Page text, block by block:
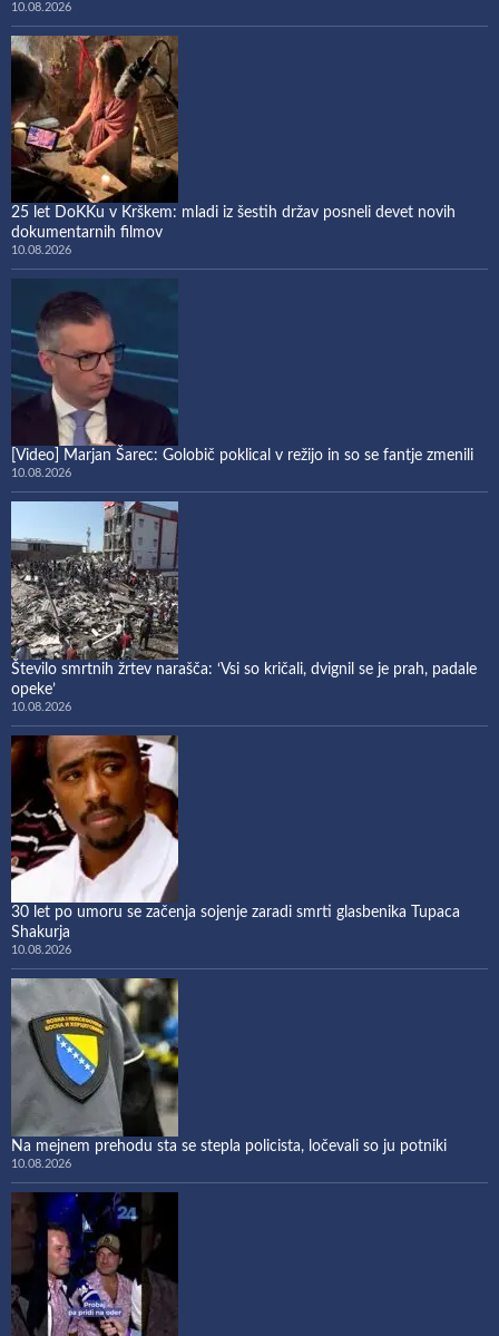
10.08.2026
25 let DoKKu v Krškem: mladi iz šestih držav posneli devet novih
dokumentarnih filmov
10.08.2026
[Video] Marjan Šarec: Golobič poklical v režijo in so se fantje zmenili
10.08.2026
Število smrtnih žrtev narašča: ‘Vsi so kričali, dvignil se je prah, padale
opeke’
10.08.2026
30 let po umoru se začenja sojenje zaradi smrti glasbenika Tupaca
Shakurja
10.08.2026
Na mejnem prehodu sta se stepla policista, ločevali so ju potniki
10.08.2026